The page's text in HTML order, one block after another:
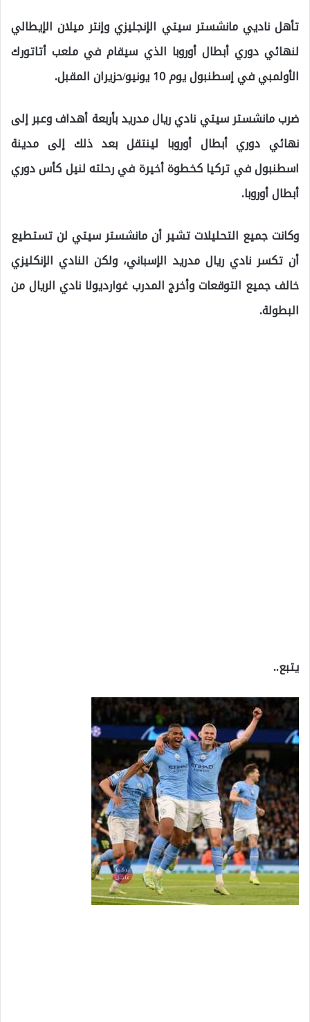
تأهل ناديي مانشستر سيتي الإنجليزي وإنتر ميلان الإيطالي
لنهائي دوري أبطال أوروبا الذي سيقام في ملعب أتاتورك
الأولمبي في إسطنبول يوم 10 يونيو/حزيران المقبل.
ضرب مانشستر سيتي نادي ريال مدريد بأربعة أهداف وعبر إلى
نهائي دوري أبطال أوروبا لينتقل بعد ذلك إلى مدينة
اسطنبول في تركيا كخطوة أخيرة في رحلته لنيل كأس دوري
أبطال أوروبا.
وكانت جميع التحليلات تشير أن مانشستر سيتي لن تستطيع
أن تكسر نادي ريال مدريد الإسباني، ولكن النادي الإنكليزي
خالف جميع التوقعات وأخرج المدرب غوارديولا نادي الريال من
البطولة.
يتبع..